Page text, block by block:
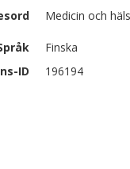
Medicin och
Finska
ID
196194